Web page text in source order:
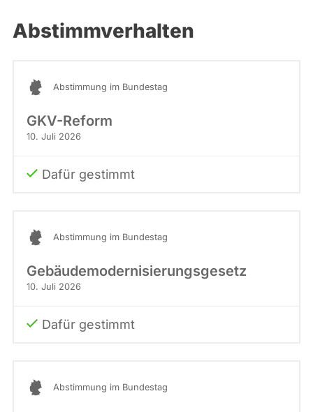
Abstimmverhalten
Abstimmung im Bundestag
GKV-Reform
10. Juli 2026
Dafür gestimmt
Abstimmung im Bundestag
Gebäudemodernisierungsgesetz
10. Juli 2026
Dafür gestimmt
Abstimmung im Bundestag